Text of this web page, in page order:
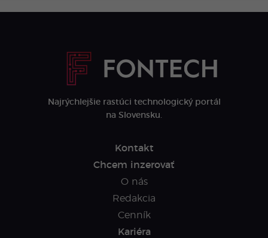
Najrýchlejšie rastúci technologický portál
na Slovensku.
Kontakt
Chcem inzerovať
O nás
Redakcia
Cenník
Kariéra